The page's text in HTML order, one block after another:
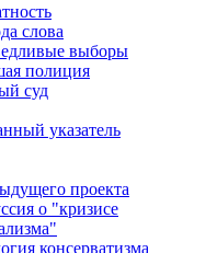
слова
выборы
полиция
суд
указатель
проекта
о "кризисе
консерватизма